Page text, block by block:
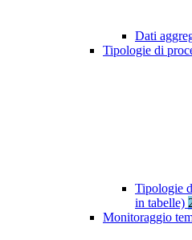
Dati
Tipologie di
Tipologie
in tabelle)
Monitoraggio